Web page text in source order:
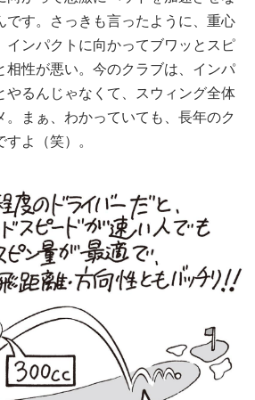
です。さっきも言ったように、重心
インパクトに向かってブワッとスピ
相性が悪い。今のクラブは、インパ
やるんじゃなくて、スウィング全体
。まぁ、わかっていても、長年のク
よ（笑）。